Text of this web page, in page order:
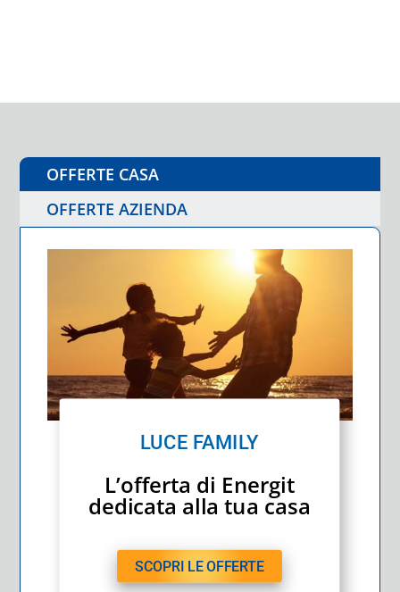
OFFERTE CASA
OFFERTE AZIENDA
LUCE FAMILY
L’offerta di Energit
dedicata alla tua casa
SCOPRI LE OFFERTE